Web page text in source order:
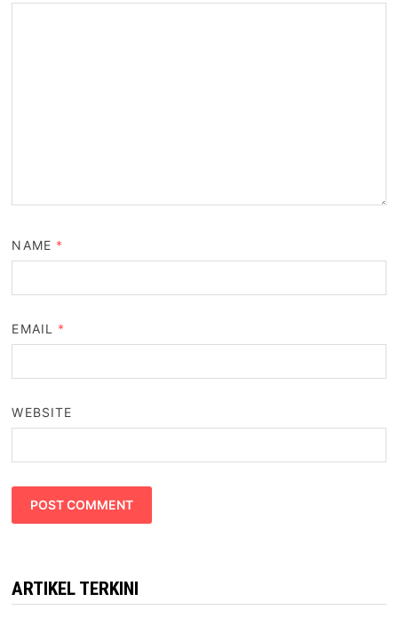
NAME *
EMAIL *
WEBSITE
ARTIKEL TERKINI